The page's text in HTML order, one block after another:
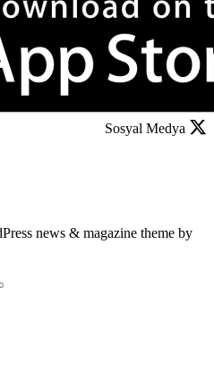
Sosyal Medya
news & magazine theme by